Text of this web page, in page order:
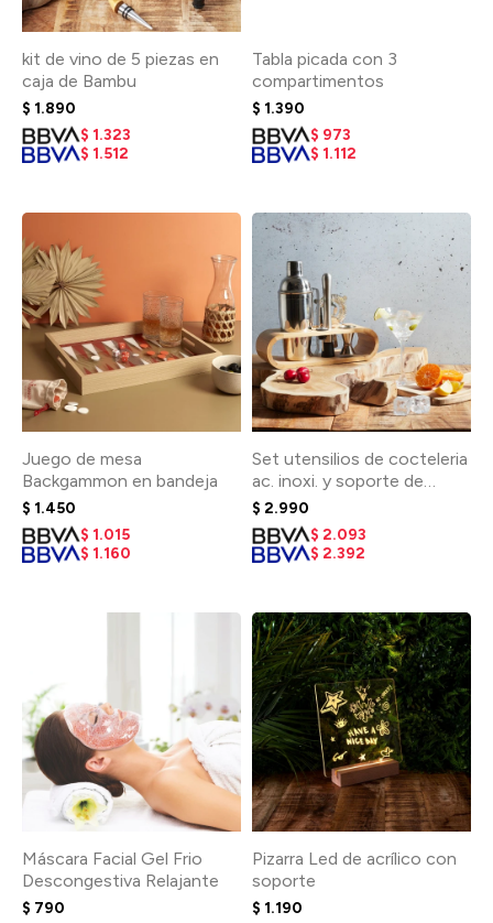
kit de vino de 5 piezas en
caja de Bambu
$ 1.890
$ 1.323
$ 1.512
Tabla picada con 3
compartimentos
$ 1.390
$ 973
$ 1.112
Juego de mesa
Backgammon en bandeja
$ 1.450
$ 1.015
$ 1.160
Set utensilios de cocteleria
ac. inoxi. y soporte de
Bambú
$ 2.990
$ 2.093
$ 2.392
Máscara Facial Gel Frio
Descongestiva Relajante
$ 790
Pizarra Led de acrílico con
soporte
$ 1.190